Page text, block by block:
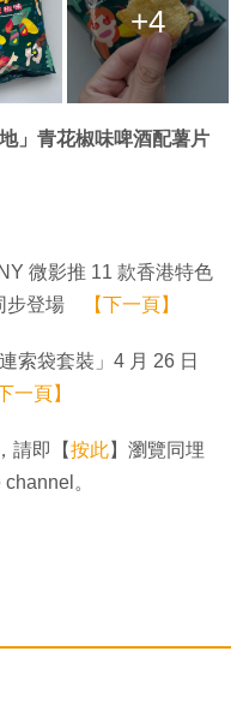
+4
」青花椒味啤酒配薯片
微影推 11 款香港特色
步登場
【下一頁】
索袋套裝」4 月 26 日
一頁】
請即【按此】瀏覽同埋
。